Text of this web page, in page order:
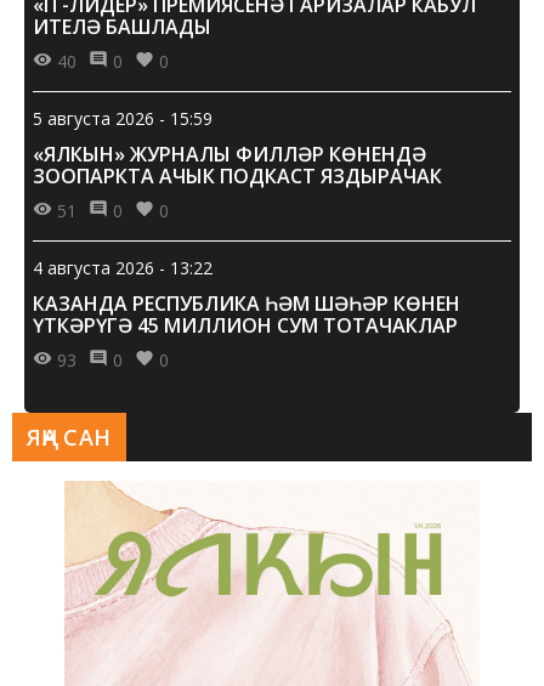
ИТЕЛӘ БАШЛАДЫ
40 0 0
5 августа 2026 - 15:59
«ЯЛКЫН» ЖУРНАЛЫ ФИЛЛӘР КӨНЕНДӘ
ЗООПАРКТА АЧЫК ПОДКАСТ ЯЗДЫРАЧАК
51 0 0
4 августа 2026 - 13:22
КАЗАНДА РЕСПУБЛИКА ҺӘМ ШӘҺӘР КӨНЕН
ҮТКӘРҮГӘ 45 МИЛЛИОН СУМ ТОТАЧАКЛАР
93 0 0
ЯҢА САН